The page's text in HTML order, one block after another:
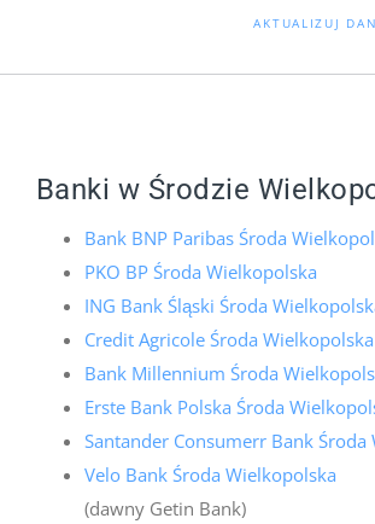
AKTUALIZUJ
Banki w Środzie
Bank BNP Paribas Środa
PKO BP Środa Wielkopolska
ING Bank Śląski Środa
Credit Agricole Środa Wielkopolska
Bank Millennium Środa
Erste Bank Polska Środa
Santander Consumerr Bank Środa
Velo Bank Środa Wielkopolska
(dawny Getin Bank)